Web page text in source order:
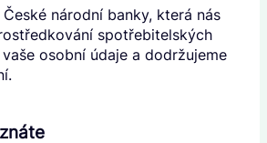
národní banky, která nás
spotřebitelských
osobní údaje a dodržujeme